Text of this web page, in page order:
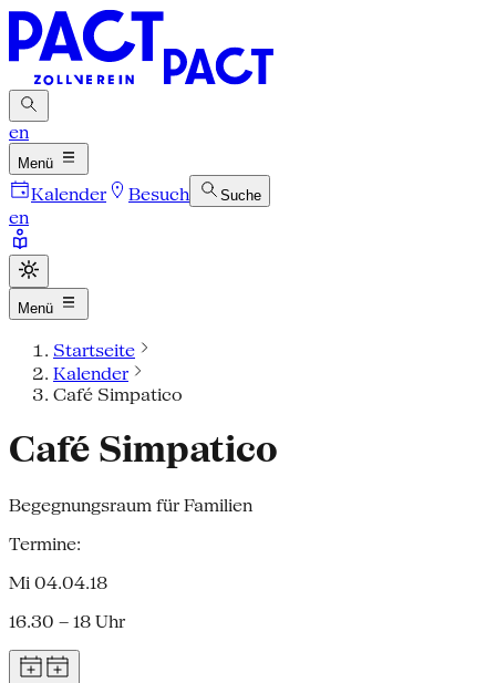
en
Menü
Kalender Besuch Suche
en
Menü
Startseite
Kalender
Café Simpatico
Café Simpatico
Begegnungsraum für Familien
Termine:
Mi 04.04.18
16.30 – 18 Uhr